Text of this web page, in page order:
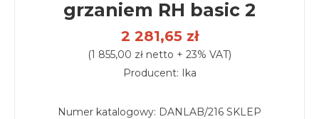
grzaniem RH basic 2
2 281,65 zł
(1 855,00 zł netto + 23% VAT)
Producent: Ika
Numer katalogowy: DANLAB/216 SKLEP